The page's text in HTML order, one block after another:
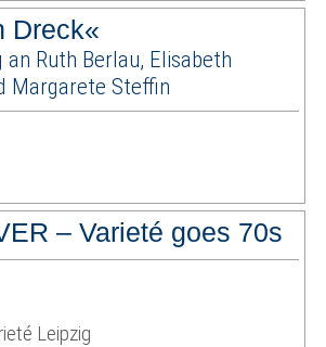
Dreck«
an Ruth Berlau, Elisabeth
Margarete Steffin
– Varieté goes 70s
Leipzig